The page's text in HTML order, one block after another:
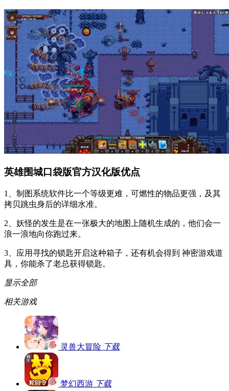
英雄围城口袋版官方汉化版优点
1、制图系统软件比一个等级更难，可燃性的物品更强，及其
拷贝跳虫身后的详细水准。
2、妖怪的发生是在一张极大的地图上随机生成的，他们会一
浪一浪地向你跑过来。
3、应用寻找的锁匙开启这种箱子，还有机会得到 神密游戏道
具，你能杀了老总获得锁匙。
显示全部
相关游戏
灵兽大冒险 下载
梦幻西游 下载